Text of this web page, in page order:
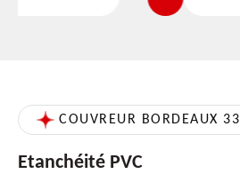
COUVREUR BORDEAUX 33
Etanchéité PVC